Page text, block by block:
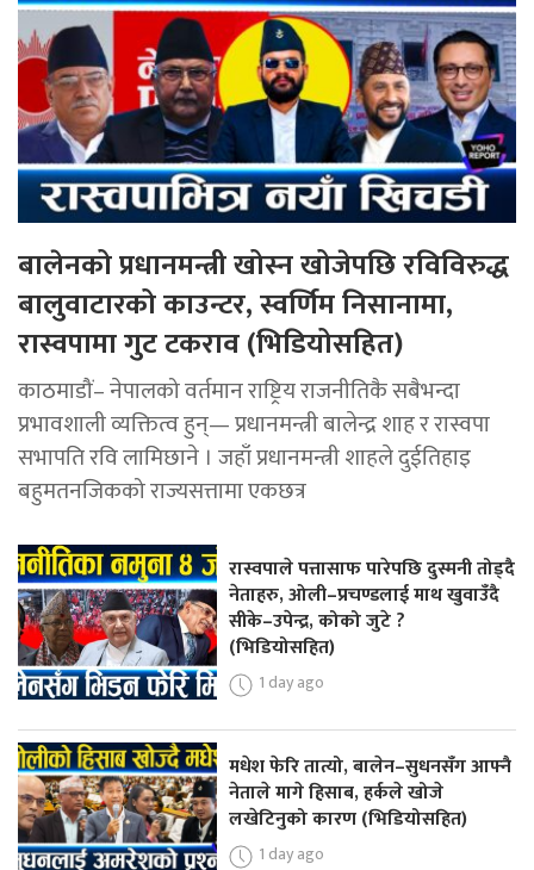
बालेनको प्रधानमन्त्री खोस्न खोजेपछि रविविरुद्ध
बालुवाटारको काउन्टर, स्वर्णिम निसानामा,
रास्वपामा गुट टकराव (भिडियोसहित)
काठमाडौं– नेपालको वर्तमान राष्ट्रिय राजनीतिकै सबैभन्दा
प्रभावशाली व्यक्तित्व हुन्— प्रधानमन्त्री बालेन्द्र शाह र रास्वपा
सभापति रवि लामिछाने । जहाँ प्रधानमन्त्री शाहले दुईतिहाइ
बहुमतनजिकको राज्यसत्तामा एकछत्र
रास्वपाले पत्तासाफ पारेपछि दुस्मनी तोड्दै
नेताहरु, ओली–प्रचण्डलाई माथ खुवाउँदै
सीके–उपेन्द्र, कोको जुटे ?
(भिडियोसहित)
1 day ago
मधेश फेरि तात्यो, बालेन–सुधनसँग आफ्नै
नेताले मागे हिसाब, हर्कले खोजे
लखेटिनुको कारण (भिडियोसहित)
1 day ago